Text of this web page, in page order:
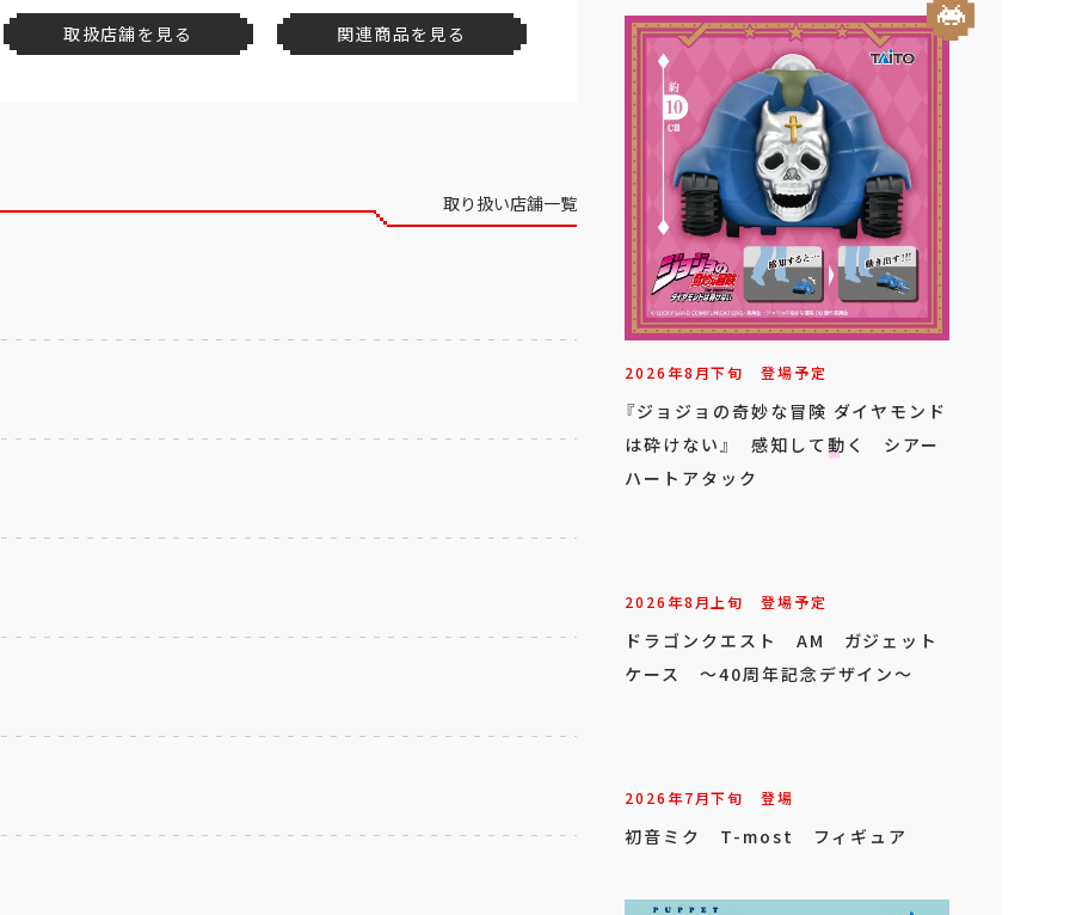
取扱店舗を見る 関連商品を見る
取り扱い店舗一覧
2026年8月下旬 登場予定
『ジョジョの奇妙な冒険 ダイヤモンド
は砕けない』 感知して動く シアー
ハートアタック
2026年8月上旬 登場予定
ドラゴンクエスト AM ガジェット
ケース ～40周年記念デザイン～
2026年7月下旬 登場
初音ミク T-most フィギュア